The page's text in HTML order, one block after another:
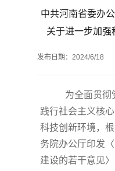
中共河南省委办
关于进一步加强
发布日期： 2024/6/18
为全面贯彻
践行社会主义核
科技创新环境，
务院办公厅印发
建设的若干意见